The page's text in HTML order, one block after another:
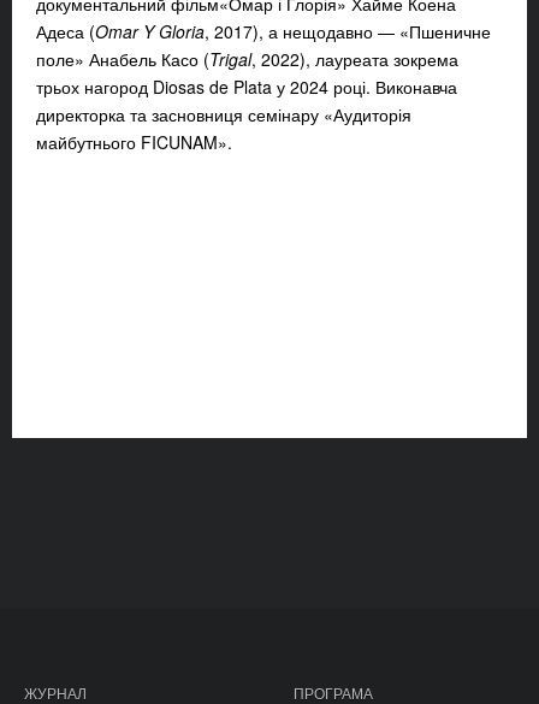
Адеса (Omar Y Gloria, 2017), а нещодавно — «Пшеничне
поле» Анабель Касо (Trigal, 2022), лауреата зокрема
трьох нагород Diosas de Plata у 2024 році. Виконавча
директорка та засновниця семінару «Аудиторія
майбутнього FICUNAM».
ЖУРНАЛ ПРОГРАМА